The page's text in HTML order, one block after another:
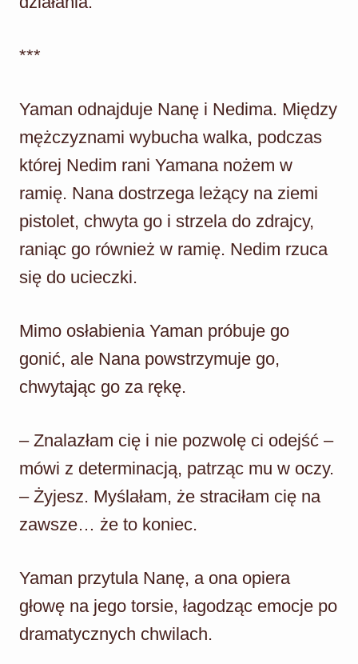
***
Yaman odnajduje Nanę i Nedima. Między
mężczyznami wybucha walka, podczas
której Nedim rani Yamana nożem w
ramię. Nana dostrzega leżący na ziemi
pistolet, chwyta go i strzela do zdrajcy,
raniąc go również w ramię. Nedim rzuca
się do ucieczki.
Mimo osłabienia Yaman próbuje go
gonić, ale Nana powstrzymuje go,
chwytając go za rękę.
– Znalazłam cię i nie pozwolę ci odejść –
mówi z determinacją, patrząc mu w oczy.
– Żyjesz. Myślałam, że straciłam cię na
zawsze… że to koniec.
Yaman przytula Nanę, a ona opiera
głowę na jego torsie, łagodząc emocje po
dramatycznych chwilach.